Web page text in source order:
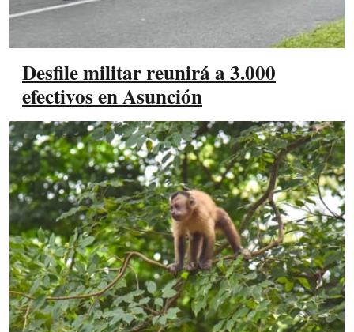
Desfile militar reunirá a 3.000
efectivos en Asunción